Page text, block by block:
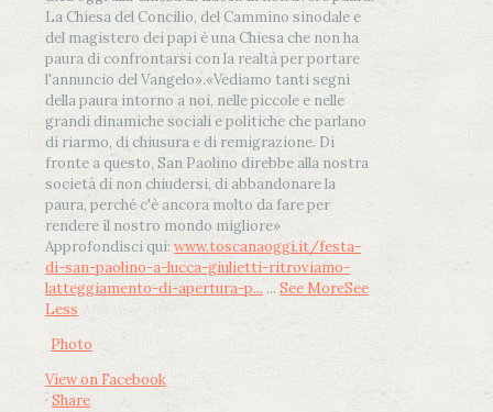
La Chiesa del Concilio, del Cammino sinodale e
del magistero dei papi è una Chiesa che non ha
paura di confrontarsi con la realtà per portare
l'annuncio del Vangelo».«Vediamo tanti segni
della paura intorno a noi, nelle piccole e nelle
grandi dinamiche sociali e politiche che parlano
di riarmo, di chiusura e di remigrazione. Di
fronte a questo, San Paolino direbbe alla nostra
società di non chiudersi, di abbandonare la
paura, perché c'è ancora molto da fare per
rendere il nostro mondo migliore»
Approfondisci qui: www.toscanaoggi.it/festa-
di-san-paolino-a-lucca-giulietti-ritroviamo-
latteggiamento-di-apertura-p... ... See MoreSee
Less
Photo
View on Facebook
· Share